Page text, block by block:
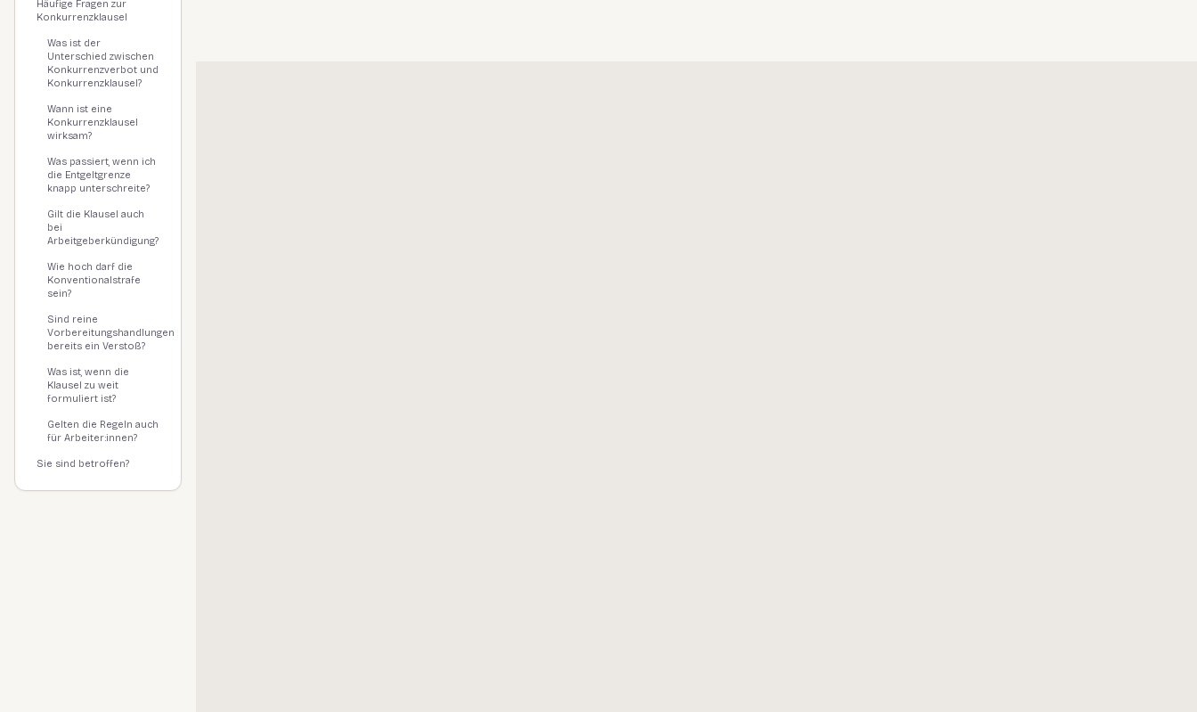
Häufige Fragen zur
Konkurrenzklausel
Was ist der
Unterschied zwischen
Konkurrenzverbot und
Konkurrenzklausel?
Wann ist eine
Konkurrenzklausel
wirksam?
Was passiert, wenn ich
die Entgeltgrenze
knapp unterschreite?
Gilt die Klausel auch
bei
Arbeitgeberkündigung?
Wie hoch darf die
Konventionalstrafe
sein?
Sind reine
Vorbereitungshandlungen
bereits ein Verstoß?
Was ist, wenn die
Klausel zu weit
formuliert ist?
Gelten die Regeln auch
für Arbeiter:innen?
Sie sind betroffen?